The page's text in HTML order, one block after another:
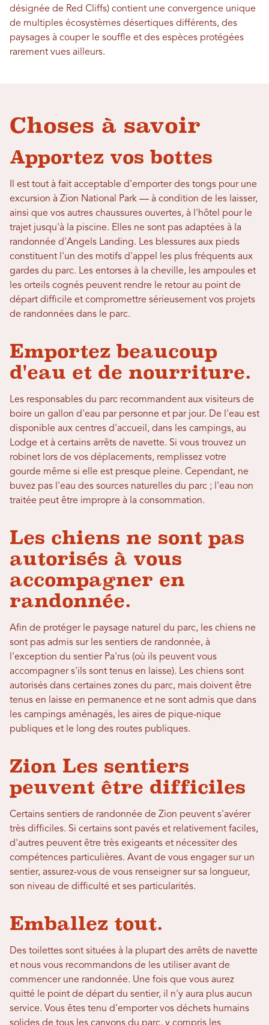
désignée de Red Cliffs) contient une convergence unique
de multiples écosystèmes désertiques différents, des
paysages à couper le souffle et des espèces protégées
rarement vues ailleurs.
Choses à savoir
Apportez vos bottes
Il est tout à fait acceptable d'emporter des tongs pour une
excursion à Zion National Park — à condition de les laisser,
ainsi que vos autres chaussures ouvertes, à l'hôtel pour le
trajet jusqu'à la piscine. Elles ne sont pas adaptées à la
randonnée d'Angels Landing. Les blessures aux pieds
constituent l'un des motifs d'appel les plus fréquents aux
gardes du parc. Les entorses à la cheville, les ampoules et
les orteils cognés peuvent rendre le retour au point de
départ difficile et compromettre sérieusement vos projets
de randonnées dans le parc.
Emportez beaucoup
d'eau et de nourriture.
Les responsables du parc recommandent aux visiteurs de
boire un gallon d'eau par personne et par jour. De l'eau est
disponible aux centres d'accueil, dans les campings, au
Lodge et à certains arrêts de navette. Si vous trouvez un
robinet lors de vos déplacements, remplissez votre
gourde même si elle est presque pleine. Cependant, ne
buvez pas l'eau des sources naturelles du parc ; l'eau non
traitée peut être impropre à la consommation.
Les chiens ne sont pas
autorisés à vous
accompagner en
randonnée.
Afin de protéger le paysage naturel du parc, les chiens ne
sont pas admis sur les sentiers de randonnée, à
l'exception du sentier Pa'rus (où ils peuvent vous
accompagner s'ils sont tenus en laisse). Les chiens sont
autorisés dans certaines zones du parc, mais doivent être
tenus en laisse en permanence et ne sont admis que dans
les campings aménagés, les aires de pique-nique
publiques et le long des routes publiques.
Zion Les sentiers
peuvent être difficiles
Certains sentiers de randonnée de Zion peuvent s'avérer
très difficiles. Si certains sont pavés et relativement faciles,
d'autres peuvent être très exigeants et nécessiter des
compétences particulières. Avant de vous engager sur un
sentier, assurez-vous de vous renseigner sur sa longueur,
son niveau de difficulté et ses particularités.
Emballez tout.
Des toilettes sont situées à la plupart des arrêts de navette
et nous vous recommandons de les utiliser avant de
commencer une randonnée. Une fois que vous aurez
quitté le point de départ du sentier, il n'y aura plus aucun
service. Vous êtes tenu d'emporter vos déchets humains